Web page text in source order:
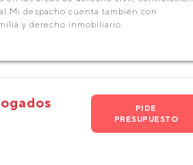
despacho cuenta también con
y derecho inmobiliario.
PIDE
PRESUPUESTO